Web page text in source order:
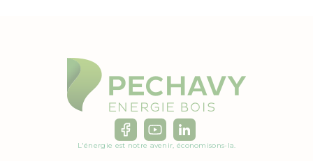
L'énergie est notre avenir, économisons-la.